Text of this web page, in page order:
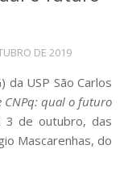
DE 2019
da USP São Carlos
CNPq: qual o futuro
3 de outubro, das
Mascarenhas, do